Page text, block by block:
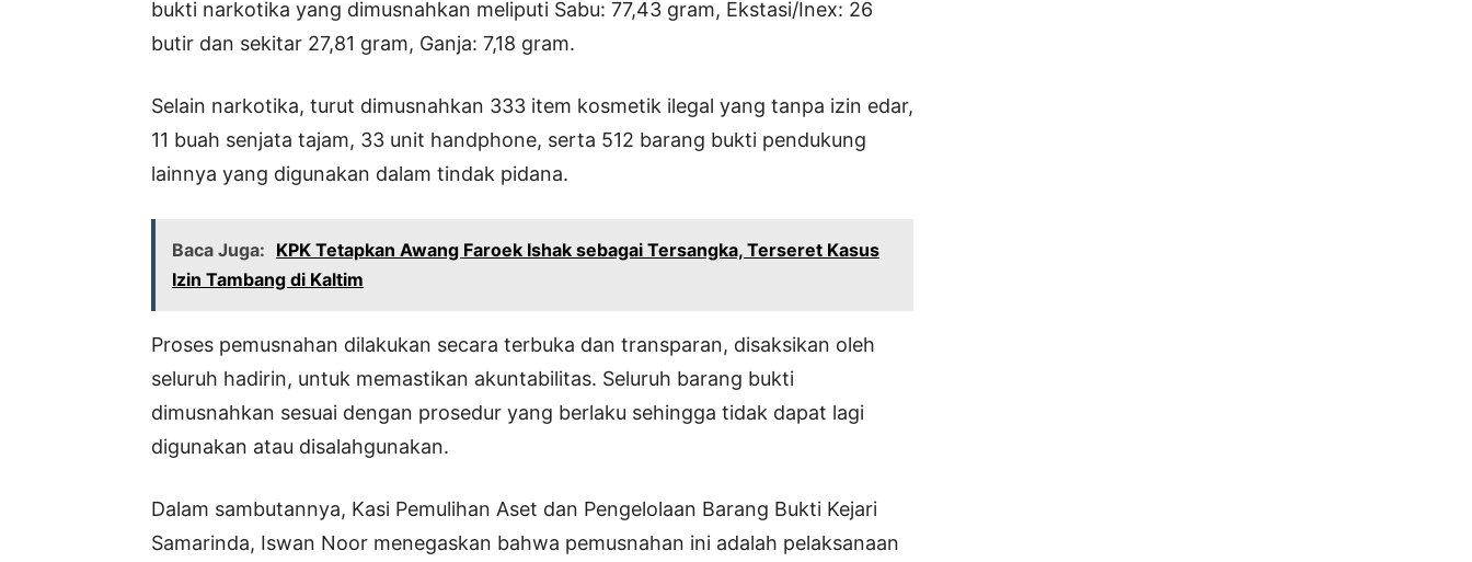
bukti narkotika yang dimusnahkan meliputi Sabu: 77,43 gram, Ekstasi/Inex: 26
butir dan sekitar 27,81 gram, Ganja: 7,18 gram.
Selain narkotika, turut dimusnahkan 333 item kosmetik ilegal yang tanpa izin edar,
11 buah senjata tajam, 33 unit handphone, serta 512 barang bukti pendukung
lainnya yang digunakan dalam tindak pidana.
Baca Juga: KPK Tetapkan Awang Faroek Ishak sebagai Tersangka, Terseret Kasus
Izin Tambang di Kaltim
Proses pemusnahan dilakukan secara terbuka dan transparan, disaksikan oleh
seluruh hadirin, untuk memastikan akuntabilitas. Seluruh barang bukti
dimusnahkan sesuai dengan prosedur yang berlaku sehingga tidak dapat lagi
digunakan atau disalahgunakan.
Dalam sambutannya, Kasi Pemulihan Aset dan Pengelolaan Barang Bukti Kejari
Samarinda, Iswan Noor menegaskan bahwa pemusnahan ini adalah pelaksanaan